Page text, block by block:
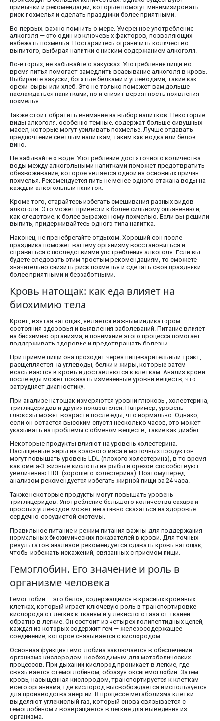
привычки и рекомендации, которые помогут минимизировать
риск похмелья и сделать праздники более приятными.
Во-первых, важно помнить о мере. Умеренное употребление
алкоголя — это один из ключевых факторов, позволяющих
избежать похмелья. Постарайтесь ограничить количество
выпитого, выбирая напитки с низким содержанием алкоголя.
Во-вторых, не забывайте о закусках. Употребление пищи во
время питья помогает замедлить всасывание алкоголя в кровь.
Выбирайте закуски, богатые белками и углеводами, такие как
орехи, сыры или хлеб. Это не только поможет вам дольше
наслаждаться напитками, но и снизит вероятность появления
похмелья.
Также стоит обратить внимание на выбор напитков. Некоторые
виды алкоголя, особенно темные, содержат больше сивушных
масел, которые могут усиливать похмелье. Лучше отдавать
предпочтение светлым напиткам, таким как водка или белое
вино.
Не забывайте о воде. Употребление достаточного количества
воды между алкогольными напитками поможет предотвратить
обезвоживание, которое является одной из основных причин
похмелья. Рекомендуется пить не менее одного стакана воды на
каждый алкогольный напиток.
Кроме того, старайтесь избегать смешивания разных видов
алкоголя. Это может привести к более сильному опьянению и,
как следствие, к более выраженному похмелью. Если вы решили
выпить, придерживайтесь одного типа напитка.
Наконец, не пренебрегайте отдыхом. Хороший сон после
праздника поможет вашему организму восстановиться и
справиться с последствиями употребления алкоголя. Если вы
будете следовать этим простым рекомендациям, то сможете
значительно снизить риск похмелья и сделать свои праздники
более приятными и беззаботными.
Кровь натощак: как еда влияет на
биохимию тела
Кровь, взятая натощак, является важным индикатором
состояния здоровья и выявления заболеваний. Питание влияет
на биохимию организма, и понимание этого процесса помогает
поддерживать здоровье и предотвращать болезни.
При приеме пищи она проходит через пищеварительный тракт,
расщепляется на углеводы, белки и жиры, которые затем
всасываются в кровь и доставляются к клеткам. Анализ крови
после еды может показать измененные уровни веществ, что
затрудняет диагностику.
При анализе натощак измеряются уровни глюкозы, холестерина,
триглицеридов и других показателей. Например, уровень
глюкозы может возрасти после еды, что нормально. Однако,
если он остается высоким спустя несколько часов, это может
указывать на проблемы с обменом веществ, такие как диабет.
Некоторые продукты влияют на уровень холестерина.
Насыщенные жиры из красного мяса и молочных продуктов
могут повышать уровень LDL (плохого холестерина), в то время
как омега-3 жирные кислоты из рыбы и орехов способствуют
увеличению HDL (хорошего холестерина). Поэтому перед
анализом рекомендуется избегать жирной пищи за 24 часа.
Также некоторые продукты могут повышать уровень
триглицеридов. Употребление большого количества сахара и
простых углеводов может негативно сказаться на здоровье
сердечно-сосудистой системы.
Правильное питание и режим питания важны для поддержания
нормальных биохимических показателей в крови. Для точных
результатов анализов рекомендуется сдавать кровь натощак,
чтобы избежать искажений, связанных с приемом пищи.
Гемоглобин. Его значение и роль в
организме человека
Гемоглобин — это белок, содержащийся в красных кровяных
клетках, который играет ключевую роль в транспортировке
кислорода от легких к тканям и углекислого газа от тканей
обратно в легкие. Он состоит из четырех полипептидных цепей,
каждая из которых содержит гем — железосодержащее
соединение, которое связывается с кислородом.
Основная функция гемоглобина заключается в обеспечении
организма кислородом, необходимым для метаболических
процессов. При дыхании кислород проникает в легкие, где
связывается с гемоглобином, образуя оксигемоглобин. Затем
кровь, насыщенная кислородом, транспортируется к клеткам
всего организма, где кислород высвобождается и используется
для производства энергии. В процессе метаболизма клетки
выделяют углекислый газ, который снова связывается с
гемоглобином и возвращается в легкие для выведения из
организма.